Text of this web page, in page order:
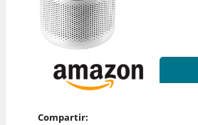
Compartir: